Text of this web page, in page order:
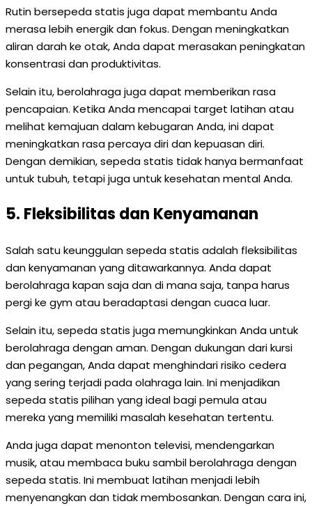
Rutin bersepeda statis juga dapat membantu Anda
merasa lebih energik dan fokus. Dengan meningkatkan
aliran darah ke otak, Anda dapat merasakan peningkatan
konsentrasi dan produktivitas.
Selain itu, berolahraga juga dapat memberikan rasa
pencapaian. Ketika Anda mencapai target latihan atau
melihat kemajuan dalam kebugaran Anda, ini dapat
meningkatkan rasa percaya diri dan kepuasan diri.
Dengan demikian, sepeda statis tidak hanya bermanfaat
untuk tubuh, tetapi juga untuk kesehatan mental Anda.
5. Fleksibilitas dan Kenyamanan
Salah satu keunggulan sepeda statis adalah fleksibilitas
dan kenyamanan yang ditawarkannya. Anda dapat
berolahraga kapan saja dan di mana saja, tanpa harus
pergi ke gym atau beradaptasi dengan cuaca luar.
Selain itu, sepeda statis juga memungkinkan Anda untuk
berolahraga dengan aman. Dengan dukungan dari kursi
dan pegangan, Anda dapat menghindari risiko cedera
yang sering terjadi pada olahraga lain. Ini menjadikan
sepeda statis pilihan yang ideal bagi pemula atau
mereka yang memiliki masalah kesehatan tertentu.
Anda juga dapat menonton televisi, mendengarkan
musik, atau membaca buku sambil berolahraga dengan
sepeda statis. Ini membuat latihan menjadi lebih
menyenangkan dan tidak membosankan. Dengan cara ini,